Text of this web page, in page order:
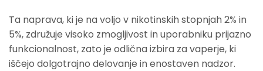
Ta naprava, ki je na voljo v nikotinskih stopnjah 2% in
5%, združuje visoko zmogljivost in uporabniku prijazno
funkcionalnost, zato je odlična izbira za vaperje, ki
iščejo dolgotrajno delovanje in enostaven nadzor.